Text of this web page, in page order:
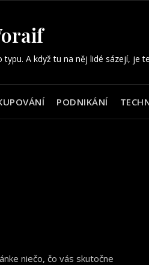
A když tu na něj lidé sázejí, je
PODNIKÁNÍ
niečo, čo vás skutočne